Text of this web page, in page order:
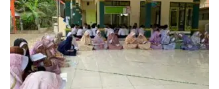
selesainya kegiatan Belajar Mengajar (KBM), tepatnya
sesudah pelaksanaan sholat Dzuhur berjamaah di Masjid
Ulul Al-Baab. Agenda yang diikuti oleh seluruh elemen
pendidik dan kependidikan ini menjadi momentum penting
untuk memperkuat spiritualitas di tengah kesibukan
menjalankan tugas kedinasan, Senin,
(23/02/2026).Rangkaian Amaliyah ...